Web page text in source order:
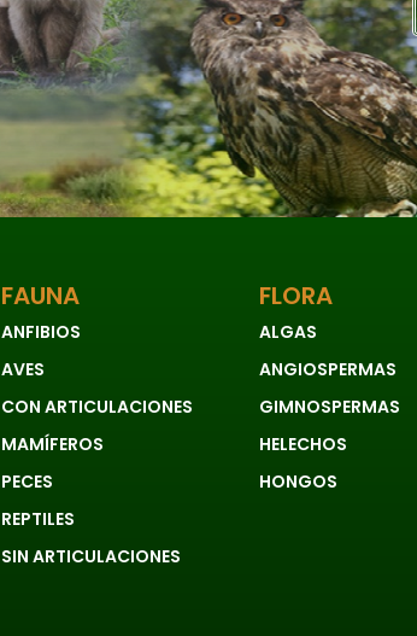
FAUNA
ANFIBIOS
AVES
CON ARTICULACIONES
MAMÍFEROS
PECES
REPTILES
SIN ARTICULACIONES
FLORA
ALGAS
ANGIOSPERMAS
GIMNOSPERMAS
HELECHOS
HONGOS